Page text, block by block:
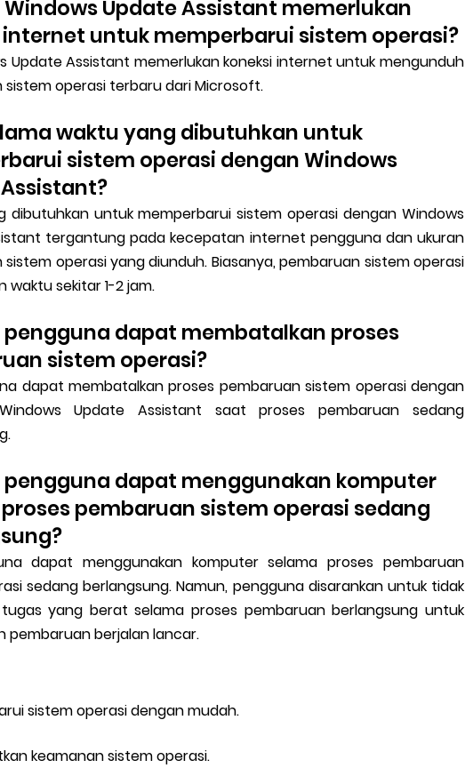
Update Assistant memerlukan
internet untuk memperbarui sistem operasi?
Update Assistant memerlukan koneksi internet untuk mengunduh
sistem operasi terbaru dari Microsoft.
waktu yang dibutuhkan untuk
sistem operasi dengan Windows
dibutuhkan untuk memperbarui sistem operasi dengan Windows
tergantung pada kecepatan internet pengguna dan ukuran
operasi yang diunduh. Biasanya, pembaruan sistem operasi
waktu sekitar 1-2 jam.
pengguna dapat membatalkan proses
sistem operasi?
dapat membatalkan proses pembaruan sistem operasi dengan
Update Assistant saat proses pembaruan sedang
pengguna dapat menggunakan komputer
pembaruan sistem operasi sedang
dapat menggunakan komputer selama proses pembaruan
sedang berlangsung. Namun, pengguna disarankan untuk tidak
tugas yang berat selama proses pembaruan berlangsung untuk
pembaruan berjalan lancar.
sistem operasi dengan mudah.
keamanan sistem operasi.